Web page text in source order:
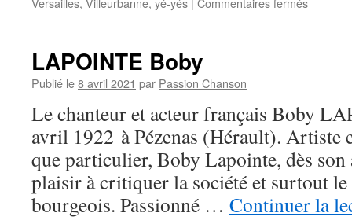
LAPOINTE Boby
Publié le8 avril 2021 par Passion Chanson
Le chanteur et acteur français Boby
avril 1922 à Pézenas (Hérault). Artiste
que particulier, Boby Lapointe, dès son
plaisir à critiquer la société et surtout le
bourgeois. Passionné … Continuer la